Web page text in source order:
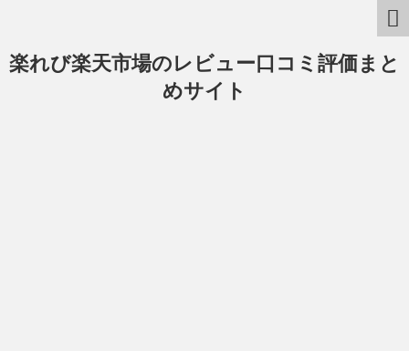
楽れび楽天市場のレビュー口コミ評価まと
めサイト